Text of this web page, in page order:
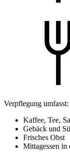
Verpflegung umfasst:
Kaffee, Tee,
Gebäck und
Frisches Obst
Mittagessen in